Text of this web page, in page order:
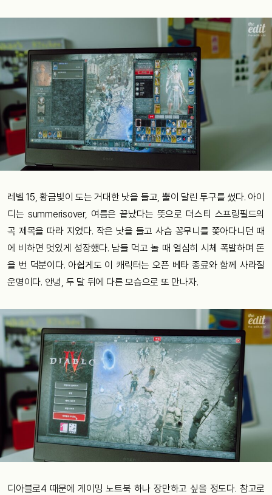
레벨 15, 황금빛이 도는 거대한 낫을 들고, 뿔이 달린 투구를 썼다. 아이
디는 summerisover, 여름은 끝났다는 뜻으로 더스티 스프링필드의
곡 제목을 따라 지었다. 작은 낫을 들고 사슴 꽁무니를 쫓아다니던 때
에 비하면 멋있게 성장했다. 남들 먹고 놀 때 열심히 시체 폭발하며 돈
을 번 덕분이다. 아쉽게도 이 캐릭터는 오픈 베타 종료와 함께 사라질
운명이다. 안녕, 두 달 뒤에 다른 모습으로 또 만나자.
디아블로4 때문에 게이밍 노트북 하나 장만하고 싶을 정도다. 참고로